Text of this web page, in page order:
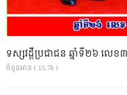
ទស្សវដ្តីប្រជាជន ឆ្នាំទី២៦ លេខ
ចំនួនអាន ( 15.7k )